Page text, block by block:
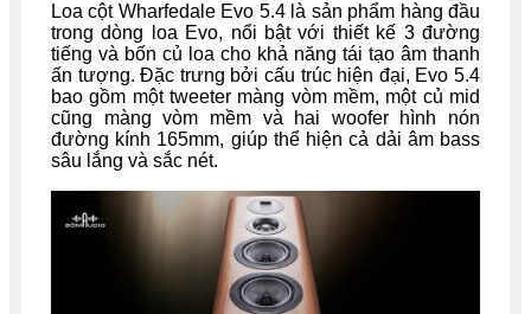
Loa cột Wharfedale Evo 5.4 là sản phẩm hàng đầu
trong dòng loa Evo, nổi bật với thiết kế 3 đường
tiếng và bốn củ loa cho khả năng tái tạo âm thanh
ấn tượng. Đặc trưng bởi cấu trúc hiện đại, Evo 5.4
bao gồm một tweeter màng vòm mềm, một củ mid
cũng màng vòm mềm và hai woofer hình nón
đường kính 165mm, giúp thể hiện cả dải âm bass
sâu lắng và sắc nét.